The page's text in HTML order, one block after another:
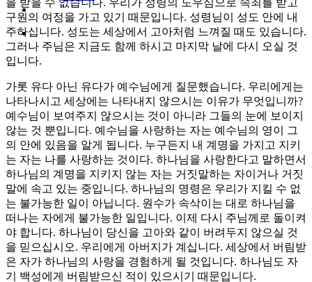
youtube
soundcloud
search
구원의 여정을 가고 있기 때문입니다. 성령님이 성도 안에 내
주하십니다. 성도는 세상에서 고아처럼 느껴질 때도 있습니다.
그러나 주님은 지금도 함께 하시고 마지막 날에 다시 오실 것
입니다.
가롯 유다 아닌 유다가 예수님에게 질문했습니다. 우리에게는
나타나시고 세상에는 나타내지 않으시는 이유가 무엇입니까?
예수님이 보여주지 않으시는 것이 아니라 그들의 눈에 보이지
않는 것 뿐입니다. 예수님을 사랑하는 자는 예수님의 영이 그
의 안에 있음을 알게 됩니다. 누구든지 내 계명을 가지고 지키
는 자는 나를 사랑하는 것이다. 하나님을 사랑한다고 말하면서
하나님의 계명을 지키지 않는 자는 거짓말하는 자이거나 거짓
말에 속고 있는 중입니다. 하나님의 명령은 우리가 지킬 수 없
는 불가능한 일이 아닙니다. 원수가 속삭이는 대로 하나님을
떠나는 자에게 불가능한 일입니다. 이제 다시 주님께로 돌이켜
야 합니다. 하나님이 당신을 고아와 같이 버려두지 않으실 것
을 믿으십시오. 우리에게 아버지가 계십니다. 세상에서 버림받
은 자가 하나님의 사랑을 경험하게 될 것입니다. 하나님도 자
기 백성에게 버림받으신 적이 있으시기 때문입니다.